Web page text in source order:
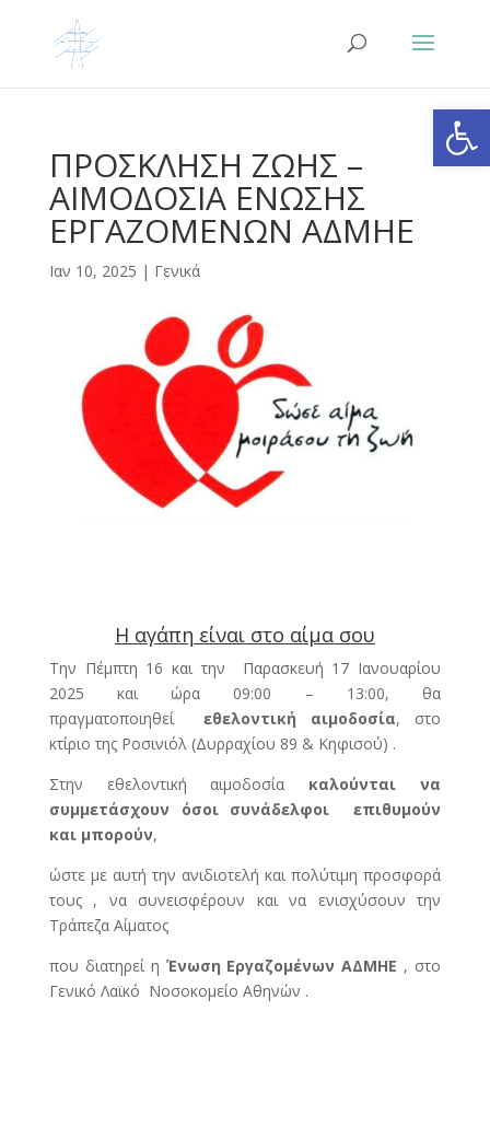
ΠΡΟΣΚΛΗΣΗ ΖΩΗΣ –
ΑΙΜΟΔΟΣΙΑ ΕΝΩΣΗΣ
ΕΡΓΑΖΟΜΕΝΩΝ ΑΔΜΗΕ
Ιαν 10, 2025 | Γενικά
Η αγάπη είναι στο αίμα σου
Την Πέμπτη 16 και την Παρασκευή 17 Ιανουαρίου
2025 και ώρα 09:00 – 13:00, θα
πραγματοποιηθεί
εθελοντική αιμοδοσία, στο
κτίριο της Ροσινιόλ (Δυρραχίου 89 & Κηφισού) .
Στην εθελοντική αιμοδοσία καλούνται να
συμμετάσχουν όσοι συνάδελφοι επιθυμούν
και μπορούν,
ώστε με αυτή την ανιδιοτελή και πολύτιμη προσφορά
τους , να συνεισφέρουν και να ενισχύσουν την
Τράπεζα Αίματος
που διατηρεί η Ένωση Εργαζομένων ΑΔΜΗΕ , στο
Γενικό Λαϊκό Νοσοκομείο Αθηνών .